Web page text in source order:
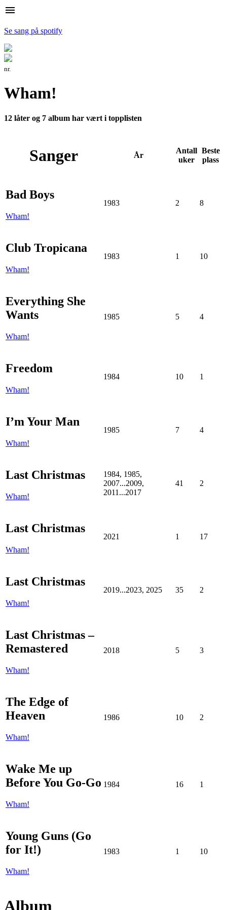
menu
Se sang på spotify
nr.
Wham!
12 låter og 7 album har vært i topplisten
Sanger År
Antall
uker
Beste
plass
Bad Boys
Wham!
1983 2 8
Club Tropicana
Wham!
1983 1 10
Everything She
Wants
Wham!
1985 5 4
Freedom
Wham!
1984 10 1
I’m Your Man
Wham!
1985 7 4
Last Christmas
Wham!
1984, 1985,
2007...2009,
2011...2017
41 2
Last Christmas
Wham!
2021 1 17
Last Christmas
Wham!
2019...2023, 2025 35 2
Last Christmas –
Remastered
Wham!
2018 5 3
The Edge of
Heaven
Wham!
1986 10 2
Wake Me up
Before You Go-Go
Wham!
1984 16 1
Young Guns (Go
for It!)
Wham!
1983 1 10
Album